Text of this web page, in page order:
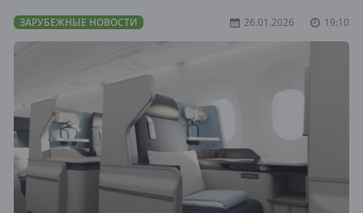
ЗАРУБЕЖНЫЕ НОВОСТИ 26.01.2026 19:10